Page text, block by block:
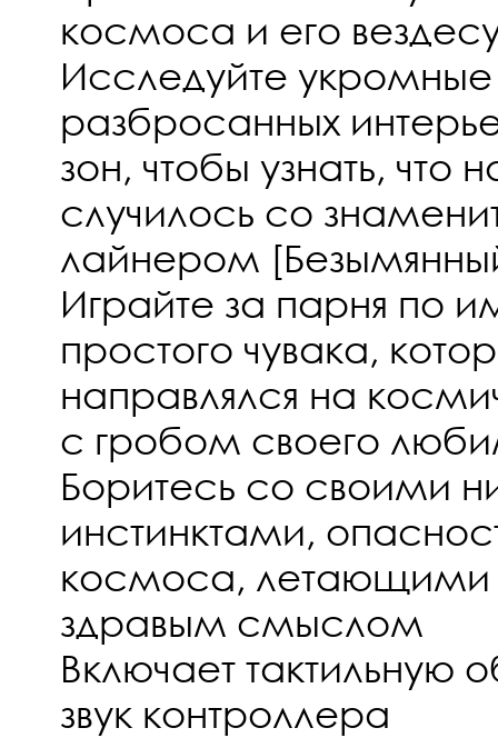
космоса и его
Исследуйте укромные
разбросанных
зон, чтобы узнать,
случилось со
лайнером
Играйте за парня по
простого чувака,
направлялся на
с гробом своего
Боритесь со своими
инстинктами,
космоса, летающими
здравым смыслом
Включает тактильную
звук контроллера